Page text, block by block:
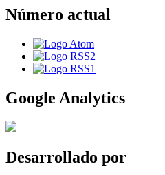
Número actual
Google Analytics
Desarrollado por